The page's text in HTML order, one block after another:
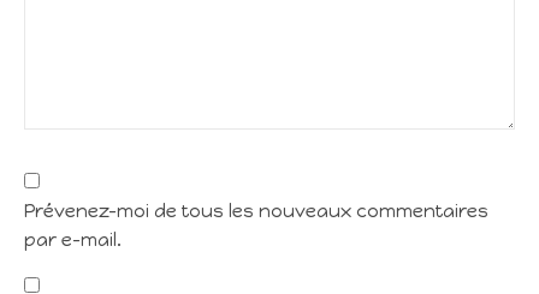
Prévenez-moi de tous les nouveaux commentaires
par e-mail.